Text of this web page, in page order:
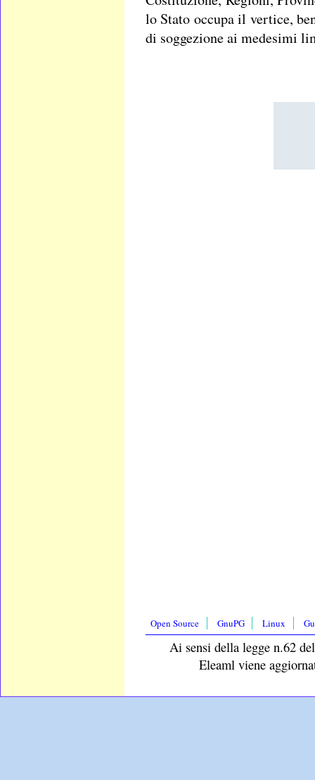
lo Stato occupa il vertice,
di soggezione ai medesimi
Open Source GnuPG Linux
Ai sensi della legge n.62
Eleaml viene